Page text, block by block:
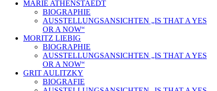
MARIE ATHENSTAEDT
BIOGRAPHIE
AUSSTELLUNGSANSICHTEN „IS THAT A YES
OR A NOW“
MORITZ LIEBIG
BIOGRAPHIE
AUSSTELLUNGSANSICHTEN „IS THAT A YES
OR A NOW“
GRIT AULITZKY
BIOGRAFIE